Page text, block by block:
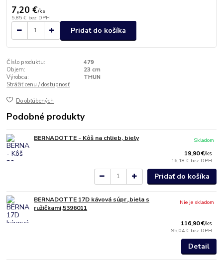
7,20 €/ks
5,85 € bez DPH
Pridať do košíka
Číslo produktu:
479
Objem:
23 cm
Výrobca:
THUN
Strážiť cenu / dostupnosť
Do obľúbených
Podobné produkty
BERNADOTTE - Kôš na chlieb, biely
19,90 €/ks
16,18 € bez DPH
Skladom
Pridať do košíka
BERNADOTTE 17D kávová súpr.,biela s
ružičkami,5396011
116,90 €/ks
95,04 € bez DPH
Nie je skladom
Detail